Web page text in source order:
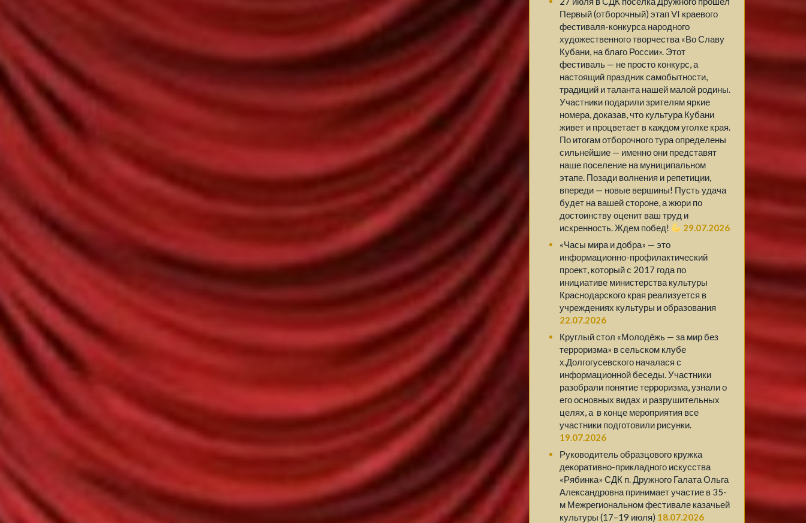
Первый (отборочный) этап VI краевого
фестиваля-конкурса народного
художественного творчества «Во Славу
Кубани, на благо России». Этот
фестиваль — не просто конкурс, а
настоящий праздник самобытности,
традиций и таланта нашей малой родины.
Участники подарили зрителям яркие
номера, доказав, что культура Кубани
живет и процветает в каждом уголке края.
По итогам отборочного тура определены
сильнейшие — именно они представят
наше поселение на муниципальном
этапе. Позади волнения и репетиции,
впереди — новые вершины! Пусть удача
будет на вашей стороне, а жюри по
достоинству оценит ваш труд и
искренность. Ждем побед!
29.07.2026
«Часы мира и добра» — это
информационно-профилактический
проект, который с 2017 года по
инициативе министерства культуры
Краснодарского края реализуется в
учреждениях культуры и образования
22.07.2026
Круглый стол «Молодёжь — за мир без
терроризма» в сельском клубе
х.Долгогусевского началася с
информационной беседы. Участники
разобрали понятие терроризма, узнали о
его основных видах и разрушительных
целях, а в конце мероприятия все
участники подготовили рисунки.
19.07.2026
Руководитель образцового кружка
декоративно-прикладного искусства
«Рябинка» СДК п. Дружного Галата Ольга
Александровна принимает участие в 35-
м Межрегиональном фестивале казачьей
культуры (17–19 июля) 18.07.2026